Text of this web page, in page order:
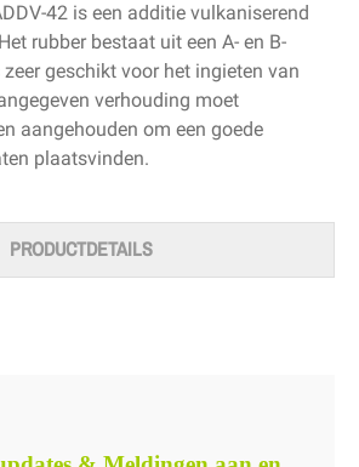
42 is een additie vulkaniserend
rubber bestaat uit een A- en B-
geschikt voor het ingieten van
verhouding moet
aangehouden om een goede
plaatsvinden.
PRODUCTDETAILS